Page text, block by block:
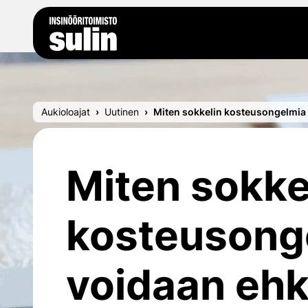
Siirry sisältöön
Aukioloajat Uutinen Miten sokkelin kosteusongelmia
Miten
voidaan